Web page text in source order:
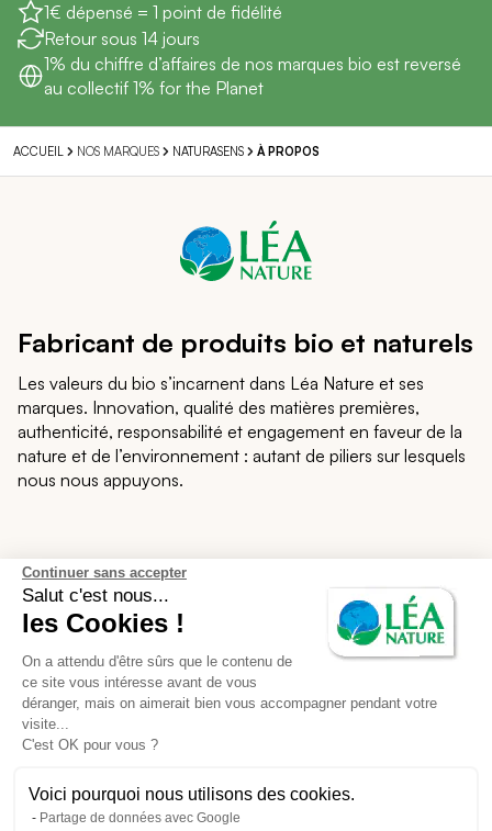
1€ dépensé = 1 point de fidélité
Retour sous 14 jours
1% du chiffre d’affaires de nos marques bio est reversé
au collectif 1% for the Planet
ACCUEIL NOS MARQUES NATURASENS À PROPOS
Fabricant de produits bio et naturels
Les valeurs du bio s’incarnent dans Léa Nature et ses
marques. Innovation, qualité des matières premières,
authenticité, responsabilité et engagement en faveur de la
nature et de l’environnement : autant de piliers sur lesquels
nous nous appuyons.
Léa Nature
Notre écosystème
Nos services
Support et contact
CGU des avis en ligne
CGV
Continuer sans accepter
Salut c'est nous...
les Cookies !
On a attendu d'être sûrs que le contenu de
ce site vous intéresse avant de vous
déranger, mais on aimerait bien vous accompagner pendant votre
visite...
C'est OK pour vous ?
Voici pourquoi nous utilisons des cookies.
Partage de données avec Google